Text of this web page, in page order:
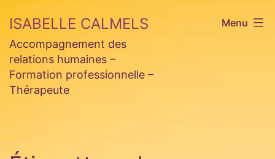
au
contenu
ISABELLE CALMELS
Accompagnement des
relations humaines –
Formation professionnelle –
Thérapeute
Menu